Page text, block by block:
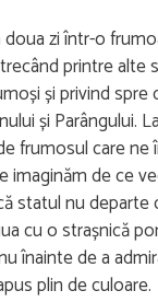
zi într-o
printre alte
și privind spre
și Parângului.
frumosul care ne
imaginăm de ce
statul nu departe
cu o strașnică
înainte de a
plin de culoare.